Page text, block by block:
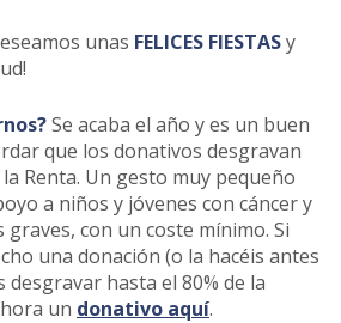
unas FELICES FIESTASy
Se acaba el año y es un buen
que los donativos desgravan
Renta. Un gesto muy pequeño
a niños y jóvenes con cáncer y
con un coste mínimo. Si
una donación (o la hacéis antes
desgravar hasta el 80% de la
un donativo aquí.